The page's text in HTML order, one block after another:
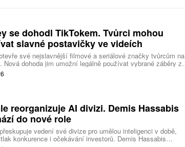
se dohodl TikTokem. Tvůrci mohou
slavné postavičky ve videích
své nejslavnější filmové a seriálové značky tvůrcům na
Nová dohoda jim umožní legálně používat vybrané záběry z
studia a sdílet vlastní videa také na platformě Disney Verts.
reorganizuje AI divizi. Demis Hassabis
do nové role
vedení své divize pro umělou inteligenci v době,
konkurence i očekávání investorů. Demis Hassabis